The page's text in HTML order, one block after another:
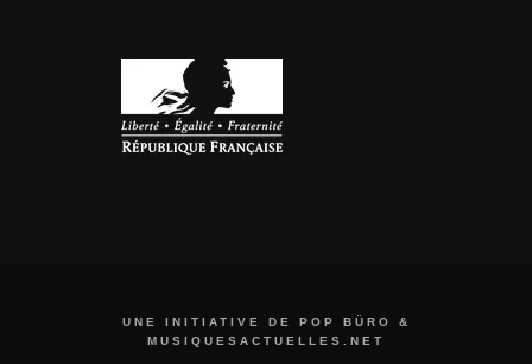
UNE INITIATIVE DE POP BÜRO &
MUSIQUESACTUELLES.NET